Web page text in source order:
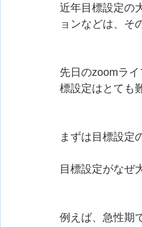
近年目標設定の
ョンなどは、そ
先日のzoomラ
標設定はとても
まずは目標設定
目標設定がなぜ
例えば、急性期